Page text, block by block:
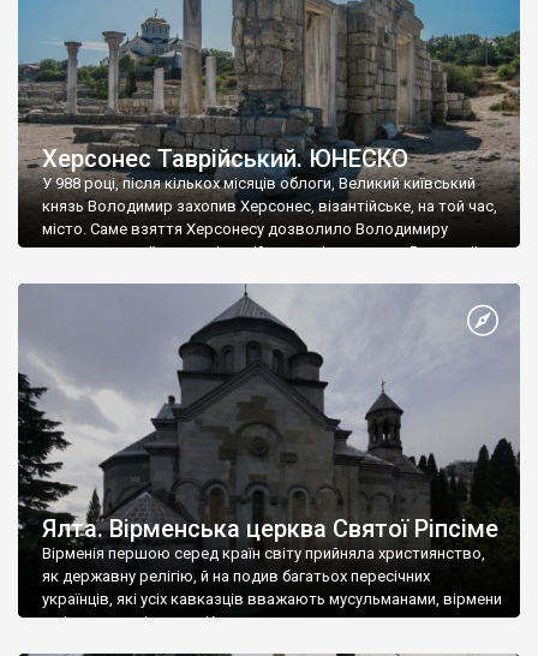
Херсонес Таврійський. ЮНЕСКО
У 988 році, після кількох місяців облоги, Великий київський
князь Володимир захопив Херсонес, візантійське, на той час,
місто. Саме взяття Херсонесу дозволило Володимиру
диктувати свої умови візантійському імператору Василю ІІ, та
Херсонесі Володимир-язичник, став Василем-християнином.
А потім було Хрещення Русі. На честь Херсонесу Таврійського
Ялта. Вірменська церква Святої Ріпсіме
Вірменія першою серед країн світу прийняла християнство,
як державну релігію, й на подив багатьох пересічних
українців, які усіх кавказців вважають мусульманами, вірмени
є відданими вірянами Христа